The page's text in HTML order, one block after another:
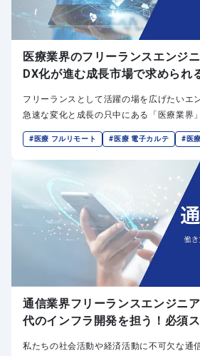
医療業界のフリーランスエンジ
DX化が進む成長市場で求められ
フリーランスとして活躍の場を広げたいエ
急速な変化と成長の只中にある「医療業界
として注目されていることをご存知でしょ
可欠となったこの分野では、専門スキルを
がかつてないほど高まっています。
#医療 フルリモート #医療 電子カルテ #医
通信業界フリーランスエンジニ
代のインフラ開発を担う！必須
私たちの社会活動や経済活動に不可欠な通